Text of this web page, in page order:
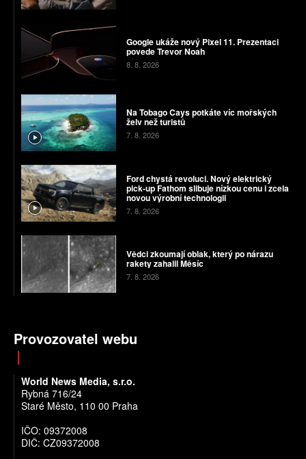
Google ukáže nový Pixel 11. Prezentaci
povede Trevor Noah
8. 8. 2026
Na Tobago Cays potkáte víc mořských
želv než turistů
7. 8. 2026
Ford chystá revoluci. Nový elektrický
pick-up Fathom slibuje nízkou cenu i zcela
novou výrobní technologii
7. 8. 2026
Vědci zkoumají oblak, který po nárazu
rakety zahalil Měsíc
7. 8. 2026
Provozovatel webu
World News Media, s.r.o.
Rybná 716/24
Staré Město, 110 00 Praha
IČO: 09372008
DIČ: CZ09372008